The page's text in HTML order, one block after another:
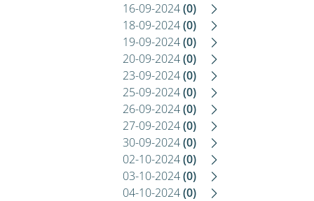
16-09-2024(0)
18-09-2024(0)
19-09-2024(0)
20-09-2024(0)
23-09-2024(0)
25-09-2024(0)
26-09-2024(0)
27-09-2024(0)
30-09-2024(0)
02-10-2024(0)
03-10-2024(0)
04-10-2024(0)